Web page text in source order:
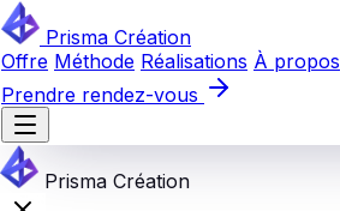
Prisma Création
Offre Méthode Réalisations À propos
Prendre rendez-vous
Prisma Création